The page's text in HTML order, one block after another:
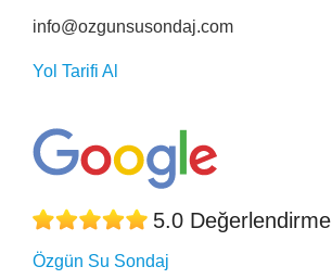
info@ozgunsusondaj.com
Yol Tarifi Al
5.0 Değerlendirme
Özgün Su Sondaj